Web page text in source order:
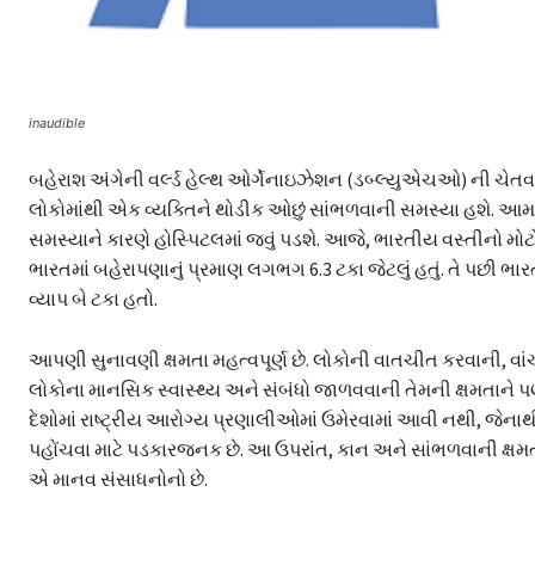
inaudible
બહેરાશ અંગેની વર્લ્ડ હેલ્થ ઓર્ગેનાઇઝેશન (ડબ્લ્યુએચઓ) ની ચેતવણી
લોકોમાંથી એક વ્યક્તિને થોડીક ઓછું સાંભળવાની સમસ્યા હશે.
સમસ્યાને કારણે હોસ્પિટલમાં જવું પડશે. આજે, ભારતીય વસ્તીનો
ભારતમાં બહેરાપણાનું પ્રમાણ લગભગ 6.3 ટકા જેટલું હતું. તે પછી
વ્યાપ બે ટકા હતો.
આપણી સુનાવણી ક્ષમતા મહત્વપૂર્ણ છે. લોકોની વાતચીત કરવાની,
લોકોના માનસિક સ્વાસ્થ્ય અને સંબંધો જાળવવાની તેમની
દેશોમાં રાષ્ટ્રીય આરોગ્ય પ્રણાલીઓમાં ઉમેરવામાં આવી નથી,
પહોંચવા માટે પડકારજનક છે. આ ઉપરાંત, કાન અને સાંભળવાની
એ માનવ સંસાધનોનો છે.